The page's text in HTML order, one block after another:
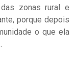
zonas rural e
porque depois
o que ela